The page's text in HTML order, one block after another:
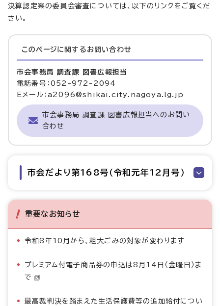
決算認定案の委員会審査については、以下のリンクをご覧くだ
さい。
このページに関する お問い合わせ
市会事務局 調査課 図書広報担当
電話番号：052-972-2094
Eメール：a2096@shikai.city.nagoya.lg.jp
市会事務局 調査課 図書広報担当へのお問い
合わせ
市会だより第168号（令和元年12月号）
重要なお知らせ
令和8年10月から、粗大ごみの対象が変わります
プレミアム付電子商品券の申込は8月14日（金曜日）ま
で
最高裁判決を踏まえた生活保護費等の追加給付につい